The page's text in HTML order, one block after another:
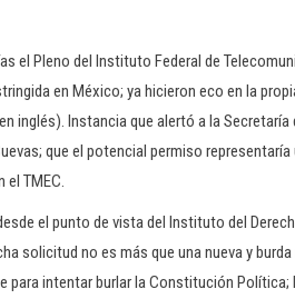
el Pleno del Instituto Federal de
en México; ya hicieron eco en la
inglés). Instancia que alertó a la
que el potencial permiso
TMEC.
el punto de vista del Instituto del
solicitud no es más que una nueva y
para intentar burlar la Constitución Política;